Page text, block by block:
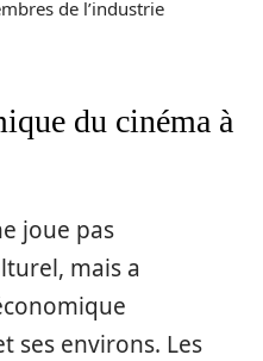
de l’industrie
du cinéma à
joue pas
mais a
ses environs. Les